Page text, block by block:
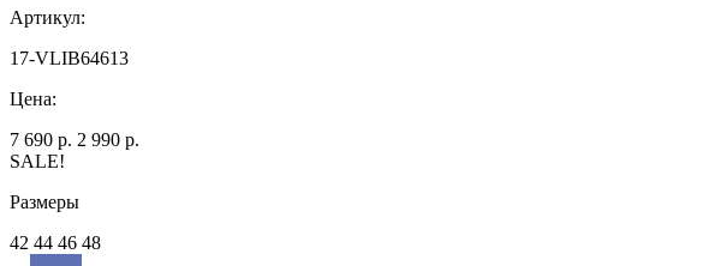
Артикул:
17-VLIB64613
Цена:
7 690 р. 2 990 р.
SALE!
Размеры
42 44 46 48